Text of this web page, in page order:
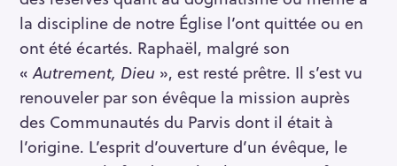
la discipline de notre Église l’ont quittée ou en
ont été écartés. Raphaël, malgré son
«Autrement, Dieu », est resté prêtre. Il s’est vu
renouveler par son évêque la mission auprès
des Communautés du Parvis dont il était à
l’origine. L’esprit d’ouverture d’un évêque, le
S